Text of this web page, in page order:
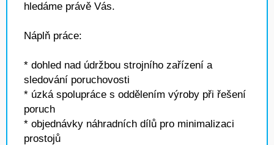
hledáme právě Vás.
Náplň práce:
* dohled nad údržbou strojního zařízení a
sledování poruchovosti
* úzká spolupráce s oddělením výroby při řešení
poruch
* objednávky náhradních dílů pro minimalizaci
prostojů